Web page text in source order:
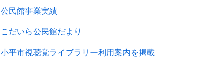
公民館事業実績
こだいら公民館だより
小平市視聴覚ライブラリー利用案内を掲載